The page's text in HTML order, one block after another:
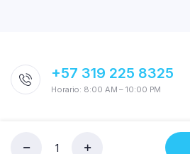
+57 319 225 8325
Horario: 8:00 AM – 10:00 PM